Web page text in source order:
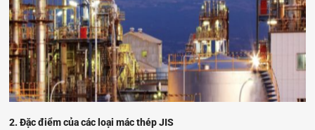
2. Đặc điểm của các loại mác thép JIS